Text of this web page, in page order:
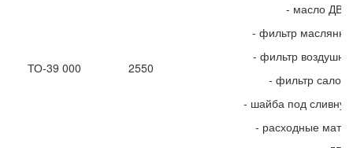
ТО-39 000 2550
- масло ДВС
- фильтр
- фильтр
- фильтр
- шайба под
- расходные